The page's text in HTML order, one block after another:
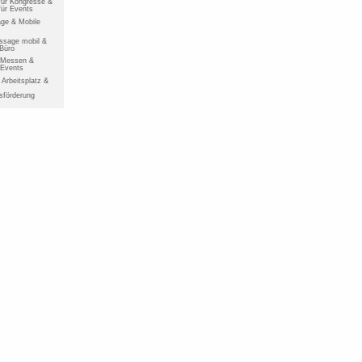
Kongresse &
Events
& Mobile
mobil &
&
&